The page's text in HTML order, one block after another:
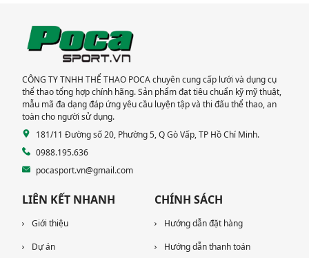
CÔNG TY TNHH THỂ THAO POCA chuyên cung cấp lưới và dụng cụ
thể thao tổng hợp chính hãng. Sản phẩm đạt tiêu chuẩn kỹ mỹ thuật,
mẫu mã đa dạng đáp ứng yêu cầu luyện tập và thi đấu thể thao, an
toàn cho người sử dụng.
181/11 Đường số 20, Phường 5, Q Gò Vấp, TP Hồ Chí Minh.
0988.195.636
pocasport.vn@gmail.com
LIÊN KẾT NHANH
Giới thiệu
Dự án
CHÍNH SÁCH
Hướng dẫn đặt hàng
Hướng dẫn thanh toán